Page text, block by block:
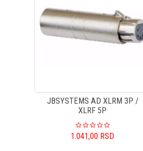
JBSYSTEMS AD XLRM 3P /
XLRF 5P
1.041,00 RSD